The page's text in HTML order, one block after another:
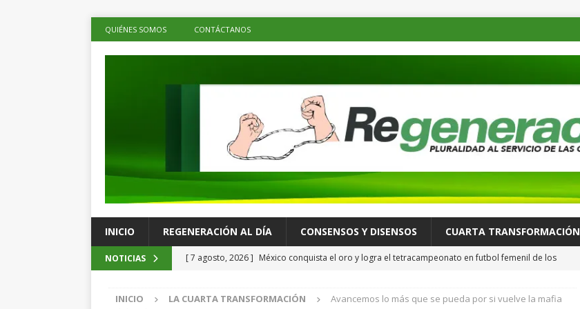
QUIÉNES SOMOS CONTÁCTANOS
INICIO REGENERACIÓN AL DÍA CONSENSOS Y DISENSOS CUARTA TRANSFORMACIÓN
NOTICIAS [ 7 agosto, 2026 ] México conquista el oro y logra el tetracampeonato en futbol femenil de los
[ 7 agosto, 2026 ] La economía de las familias mexicanas mejora; hay bienestar: presidenta
INICIO LA CUARTA TRANSFORMACIÓN
Avancemos lo más que se pueda por si vuelve la mafia